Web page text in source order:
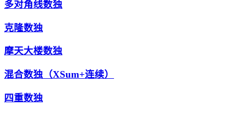
多对角线数独
克隆数独
摩天大楼数独
混合数独（XSum+连续）
四重数独